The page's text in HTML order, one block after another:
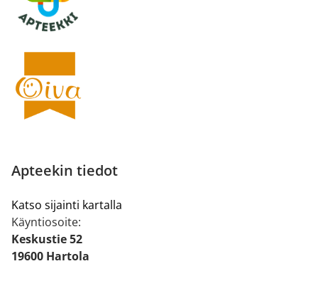
Apteekin tiedot
Katso sijainti kartalla
Käyntiosoite:
Keskustie 52
19600 Hartola